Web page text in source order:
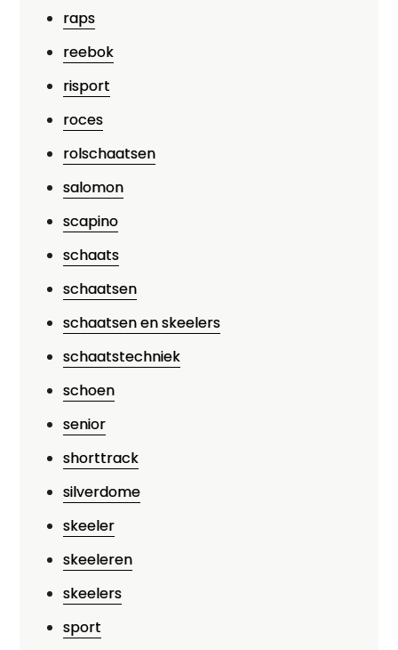
raps
reebok
risport
roces
rolschaatsen
salomon
scapino
schaats
schaatsen
schaatsen en skeelers
schaatstechniek
schoen
senior
shorttrack
silverdome
skeeler
skeeleren
skeelers
sport